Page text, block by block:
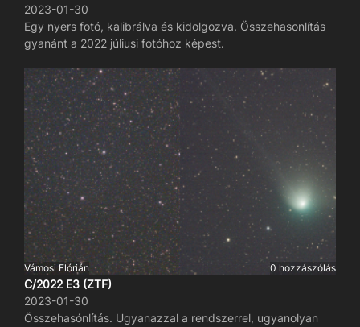
2023-01-30
Egy nyers fotó, kalibrálva és kidolgozva. Összehasonlítás
gyanánt a 2022 júliusi fotóhoz képest.
Vámosi Flórián 0 hozzászólás
C/2022 E3 (ZTF)
2023-01-30
Összehasónlítás. Ugyanazzal a rendszerrel, ugyanolyan